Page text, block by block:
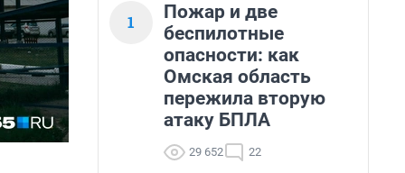
1
Пожар и две
беспилотные
опасности: как
Омская область
пережила вторую
атаку БПЛА
29 652 22